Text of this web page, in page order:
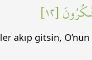
[١٢]
akıp gitsin,